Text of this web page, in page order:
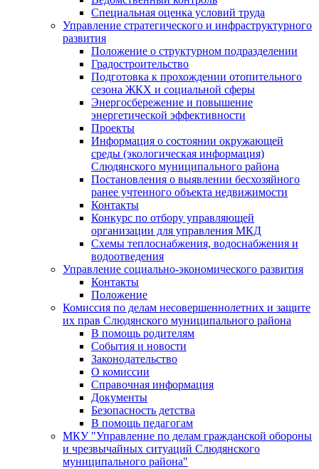
Специальная оценка условий труда
Управление стратегического и инфраструктурного
развития
Положение о структурном подразделении
Градостроительство
Подготовка к прохождении отопительного
сезона ЖКХ и социальной сферы
Энергосбережение и повышение
энергетической эффективности
Проекты
Информация о состоянии окружающей
среды (экологическая информация)
Слюдянского муниципального района
Постановления о выявлении бесхозяйного
ранее учтенного объекта недвижимости
Контакты
Конкурс по отбору управляющей
организации для управления МКД
Схемы теплоснабжения, водоснабжения и
водоотведения
Управление социально-экономического развития
Контакты
Положение
Комиссия по делам несовершеннолетних и защите
их прав Слюдянского муниципального района
В помощь родителям
События и новости
Законодательство
О комиссии
Справочная информация
Документы
Безопасность детства
В помощь педагогам
МКУ "Управление по делам гражданской обороны
и чрезвычайных ситуаций Слюдянского
муниципального района"